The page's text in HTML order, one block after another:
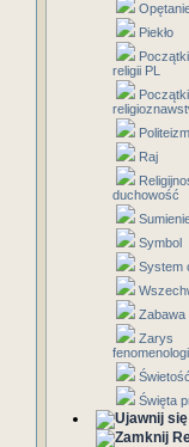
Piekło
religii PL
Początki
Politeizm
Raj
duchowość
Symbol
System
Zabawa
Zarys
Świetość
Święta